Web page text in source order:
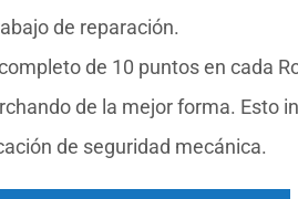
de reparación.
de 10 puntos en cada
de la mejor forma. Esto
de seguridad mecánica.